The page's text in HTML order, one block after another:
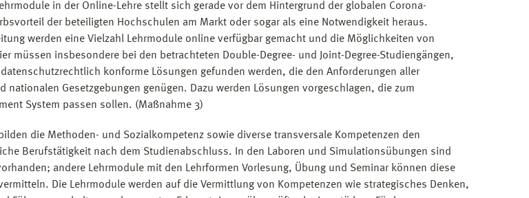
in der Online-Lehre stellt sich gerade vor dem Hintergrund der globalen Corona-
der beteiligten Hochschulen am Markt oder sogar als eine Notwendigkeit heraus.
werden eine Vielzahl Lehrmodule online verfügbar gemacht und die Möglichkeiten von
müssen insbesondere bei den betrachteten Double-Degree- und Joint-Degree-Studiengängen,
konforme Lösungen gefunden werden, die den Anforderungen aller
nationalen Gesetzgebungen genügen. Dazu werden Lösungen vorgeschlagen, die zum
System passen sollen. (Maßnahme 3)
die Methoden- und Sozialkompetenz sowie diverse transversale Kompetenzen den
Berufstätigkeit nach dem Studienabschluss. In den Laboren und Simulationsübungen sind
andere Lehrmodule mit den Lehrformen Vorlesung, Übung und Seminar können diese
Die Lehrmodule werden auf die Vermittlung von Kompetenzen wie strategisches Denken,